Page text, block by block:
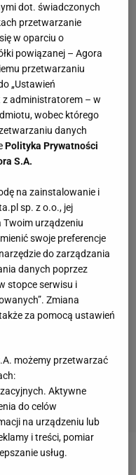
z marką Mohito
dot. świadczonych
przetwarzanie
w oparciu o
powiązanej – Agora
przetwarzaniu
„Ustawień
z administratorem – w
wobec którego
danych
Polityka Prywatności
S.A.
na zainstalowanie i
sp. z o.o., jej
Twoim urządzeniu
swoje preferencje
do zarządzania
danych poprzez
stopce serwisu i
Zmiana
za pomocą ustawień
możemy przetwarzać
Aktywne
do celów
na urządzeniu lub
i treści, pomiar
usług.